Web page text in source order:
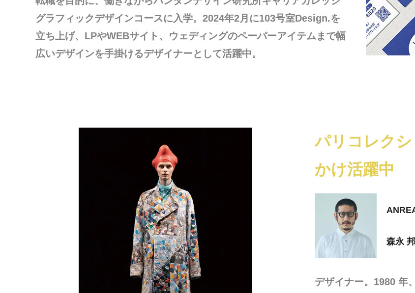
グラフィックデザインコースに入学。2024年2月に103号室Design.を
立ち上げ、LPやWEBサイト、ウェディングのペーパーアイテムまで幅
広いデザインを手掛けるデザイナーとして活躍中。
パリコレク
かけ活躍中
森永
デザイナー。1980 年